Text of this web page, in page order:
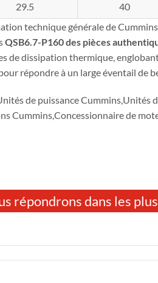
29.5 40
technique générale de Cummins
QSB6.7-P160des pièces
de dissipation thermique,
répondre à un large éventail de
de puissance Cummins,Unités
Cummins,Concessionnaire de
répondrons dans les